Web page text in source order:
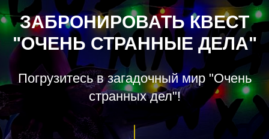
ЗАБРОНИРОВАТЬ КВЕСТ
"ОЧЕНЬ СТРАННЫЕ ДЕЛА"
Погрузитесь в загадочный мир "Очень
странных дел"!